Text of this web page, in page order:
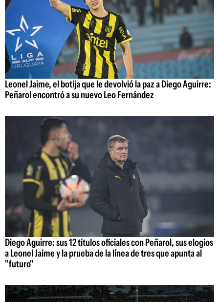
Leonel Jaime, el botija que le devolvió la paz a Diego Aguirre:
Peñarol encontró a su nuevo Leo Fernández
Diego Aguirre: sus 12 títulos oficiales con Peñarol, sus elogios
a Leonel Jaime y la prueba de la línea de tres que apunta al
"futuro"